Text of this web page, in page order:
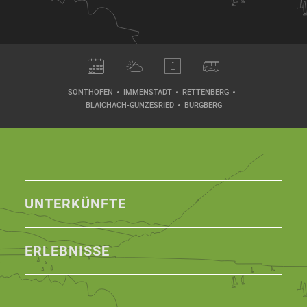
SONTHOFEN IMMENSTADT
RETTENBERG
BLAICHACH-GUNZESRIED
BURGBERG
UNTERKÜNFTE
ERLEBNISSE